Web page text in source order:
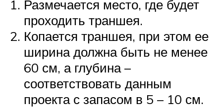
Размечается место, где будет
проходить траншея.
Копается траншея, при этом ее
ширина должна быть не менее
60 см, а глубина –
соответствовать данным
проекта с запасом в 5 – 10 см.